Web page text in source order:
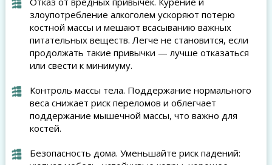
злоупотребление алкоголем ускоряют потерю
костной массы и мешают всасыванию важных
питательных веществ. Легче не становится, если
продолжать такие привычки — лучше отказаться
или свести к минимуму.
Контроль массы тела. Поддержание нормального
веса снижает риск переломов и облегчает
поддержание мышечной массы, что важно для
костей.
Безопасность дома. Уменьшайте риск падений: